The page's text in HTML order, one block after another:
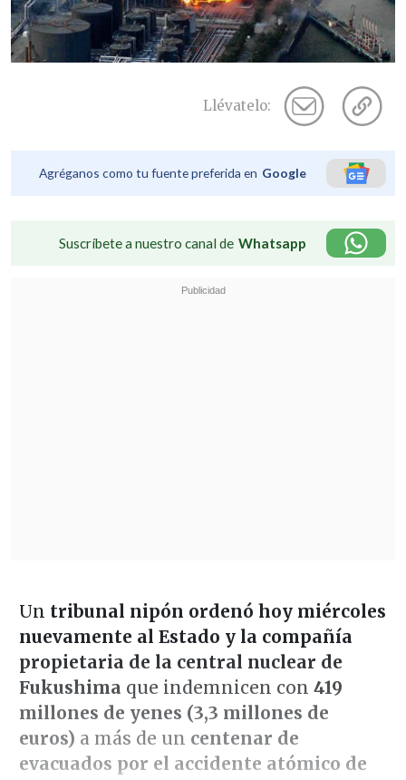
Llévatelo:
Agréganos como tu fuente preferida en Google
Suscríbete a nuestro canal de Whatsapp
Un tribunal nipón ordenó hoy miércoles
nuevamente al Estado y la compañía
propietaria de la central nuclear de
Fukushima que indemnicen con 419
millones de yenes (3,3 millones de
euros) a más de un centenar de
evacuados por el accidente atómico de